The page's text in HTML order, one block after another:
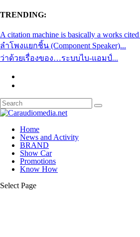
TRENDING:
A citation machine is basically a works cited
ลำโพงแยกชิ้น (Component Speaker)...
ว่าด้วยเรื่องของ…ระบบไบ-แอมป์...
Home
News and Activity
BRAND
Show Car
Promotions
Know How
Select Page